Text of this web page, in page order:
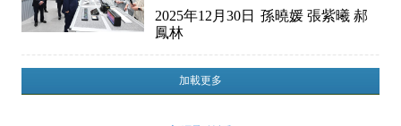
2025年12月30日
孫曉媛 張紫曦 郝
鳳林
加載更多